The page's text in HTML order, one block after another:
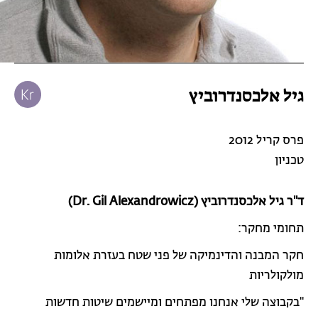
גיל אלכסנדרוביץ
פרס קריל 2012
טכניון
ד"ר גיל אלכסנדרוביץ (Dr. Gil Alexandrowicz)
תחומי מחקר:
חקר המבנה והדינמיקה של פני שטח בעזרת אלומות
מולקולריות
"בקבוצה שלי אנחנו מפתחים ומיישמים שיטות חדשות